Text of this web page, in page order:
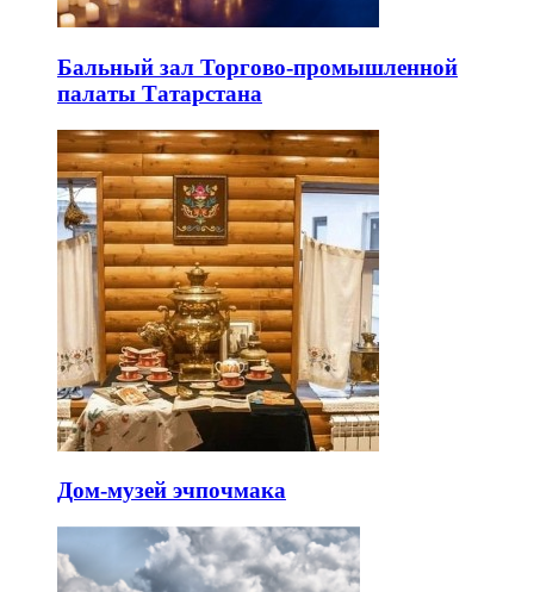
Бальный зал Торгово-промышленной
палаты Татарстана
Дом-музей эчпочмака